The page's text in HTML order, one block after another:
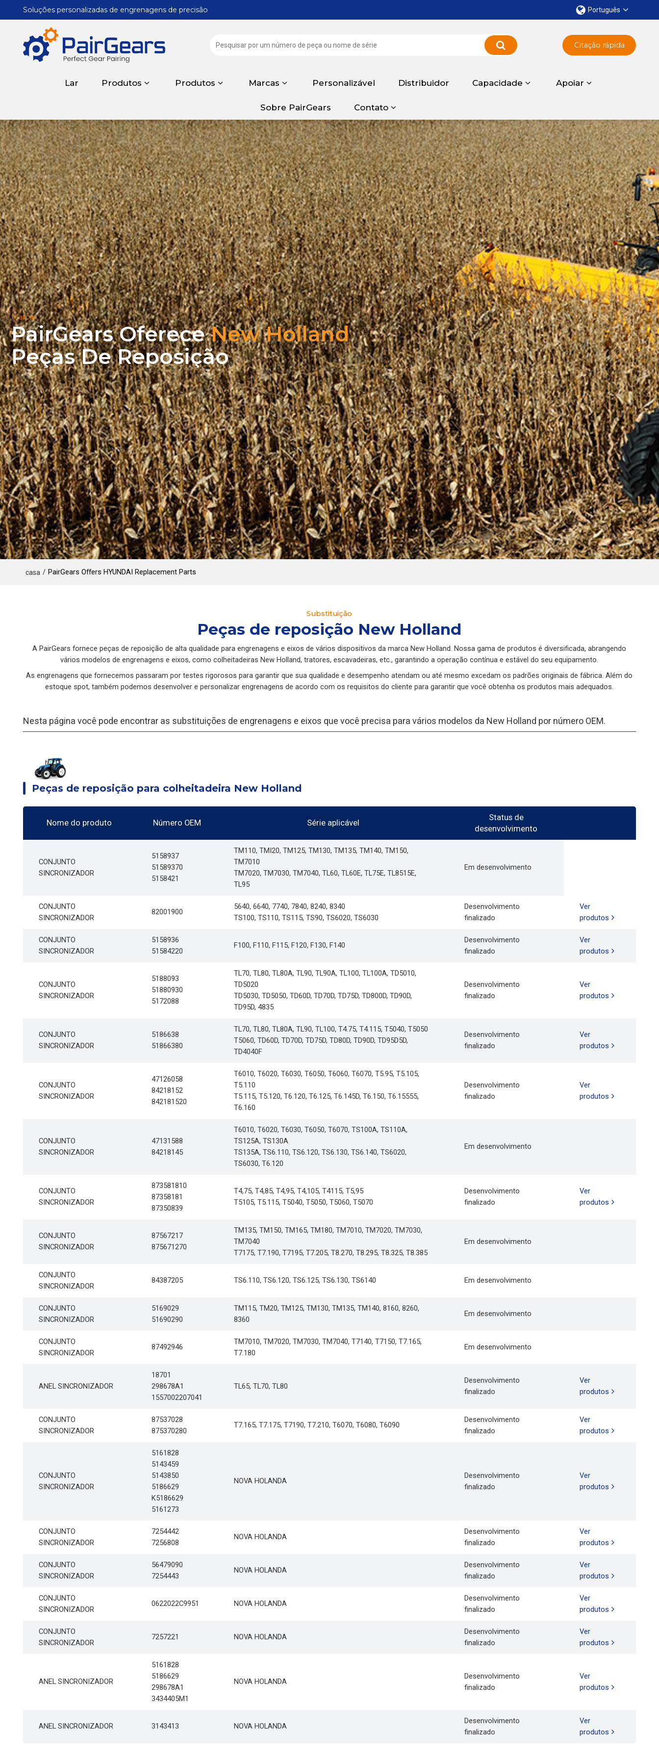
Soluções personalizadas de engrenagens de precisão Português
Lar Produtos Produtos Marcas Personalizável Distribuidor Capacidade Apoiar
Sobre PairGears Contato
Citação rápida
Marcas
PairGears OfereceNew Holland
Peças De Reposição
casa / PairGears Offers HYUNDAI Replacement Parts
Substituição
Peças de reposição New Holland
A PairGears fornece peças de reposição de alta qualidade para engrenagens e eixos de vários dispositivos da marca New Holland. Nossa gama de produtos é diversificada, abrangendo
vários modelos de engrenagens e eixos, como colheitadeiras New Holland, tratores, escavadeiras, etc., garantindo a operação contínua e estável do seu equipamento.
As engrenagens que fornecemos passaram por testes rigorosos para garantir que sua qualidade e desempenho atendam ou até mesmo excedam os padrões originais de fábrica. Além do
estoque spot, também podemos desenvolver e personalizar engrenagens de acordo com os requisitos do cliente para garantir que você obtenha os produtos mais adequados.
Nesta página você pode encontrar as substituições de engrenagens e eixos que você precisa para vários modelos da New Holland por número OEM.
Peças de reposição para colheitadeira New Holland
Nome do produto Número OEM Série aplicável
Status de
desenvolvimento
CONJUNTO
SINCRONIZADOR
5158937
51589370
5158421
TM110, TMI20, TM125, TM130, TM135, TM140, TM150,
TM7010
TM7020, TM7030, TM7040, TL60, TL60E, TL75E, TL8515E,
TL95
Em desenvolvimento
CONJUNTO
SINCRONIZADOR
82001900
5640, 6640, 7740, 7840, 8240, 8340
TS100, TS110, TS115, TS90, TS6020, TS6030
Desenvolvimento
finalizado
Ver
produtos
CONJUNTO
SINCRONIZADOR
5158936
51584220
F100, F110, F115, F120, F130, F140
Desenvolvimento
finalizado
Ver
produtos
CONJUNTO
SINCRONIZADOR
5188093
51880930
5172088
TL70, TL80, TL80A, TL90, TL90A, TL100, TL100A, TD5010,
TD5020
TD5030, TD5050, TD60D, TD70D, TD75D, TD800D, TD90D,
TD95D, 4835
Desenvolvimento
finalizado
Ver
produtos
CONJUNTO
SINCRONIZADOR
5186638
51866380
TL70, TL80, TL80A, TL90, TL100, T4.75, T4.115, T5040, T5050
T5060, TD60D, TD70D, TD75D, TD80D, TD90D, TD95D5D,
TD4040F
Desenvolvimento
finalizado
Ver
produtos
CONJUNTO
SINCRONIZADOR
47126058
84218152
842181520
T6010, T6020, T6030, T6050, T6060, T6070, T5.95, T5.105,
T5.110
T5.115, T5.120, T6.120, T6.125, T6.145D, T6.150, T6.15555,
T6.160
Desenvolvimento
finalizado
Ver
produtos
CONJUNTO
SINCRONIZADOR
47131588
84218145
T6010, T6020, T6030, T6050, T6070, TS100A, TS110A,
TS125A, TS130A
TS135A, TS6.110, TS6.120, TS6.130, TS6.140, TS6020,
TS6030, T6.120
Em desenvolvimento
CONJUNTO
SINCRONIZADOR
873581810
87358181
87350839
T4,75, T4,85, T4,95, T4,105, T4115, T5,95
T5105, T5.115, T5040, T5050, T5060, T5070
Desenvolvimento
finalizado
Ver
produtos
CONJUNTO
SINCRONIZADOR
87567217
875671270
TM135, TM150, TM165, TM180, TM7010, TM7020, TM7030,
TM7040
T7175, T7.190, T7195, T7.205, T8.270, T8.295, T8.325, T8.385
Em desenvolvimento
CONJUNTO
SINCRONIZADOR
84387205 TS6.110, TS6.120, TS6.125, TS6.130, TS6140 Em desenvolvimento
CONJUNTO
SINCRONIZADOR
5169029
51690290
TM115, TM20, TM125, TM130, TM135, TM140, 8160, 8260,
8360
Em desenvolvimento
CONJUNTO
SINCRONIZADOR
87492946
TM7010, TM7020, TM7030, TM7040, T7140, T7150, T7.165,
T7.180
Em desenvolvimento
ANEL SINCRONIZADOR
18701
298678A1
1557002207041
TL65, TL70, TL80
Desenvolvimento
finalizado
Ver
produtos
CONJUNTO
SINCRONIZADOR
87537028
875370280
T7.165, T7.175, T7190, T7.210, T6070, T6080, T6090
Desenvolvimento
finalizado
Ver
produtos
CONJUNTO
SINCRONIZADOR
5161828
5143459
5143850
5186629
K5186629
5161273
NOVA HOLANDA
Desenvolvimento
finalizado
Ver
produtos
CONJUNTO
SINCRONIZADOR
7254442
7256808
NOVA HOLANDA
Desenvolvimento
finalizado
Ver
produtos
CONJUNTO
SINCRONIZADOR
56479090
7254443
NOVA HOLANDA
Desenvolvimento
finalizado
Ver
produtos
CONJUNTO
SINCRONIZADOR
0622022C9951 NOVA HOLANDA
Desenvolvimento
finalizado
Ver
produtos
CONJUNTO
SINCRONIZADOR
7257221 NOVA HOLANDA
Desenvolvimento
finalizado
Ver
produtos
ANEL SINCRONIZADOR
5161828
5186629
298678A1
3434405M1
NOVA HOLANDA
Desenvolvimento
finalizado
Ver
produtos
ANEL SINCRONIZADOR 3143413 NOVA HOLANDA
Desenvolvimento
finalizado
Ver
produtos